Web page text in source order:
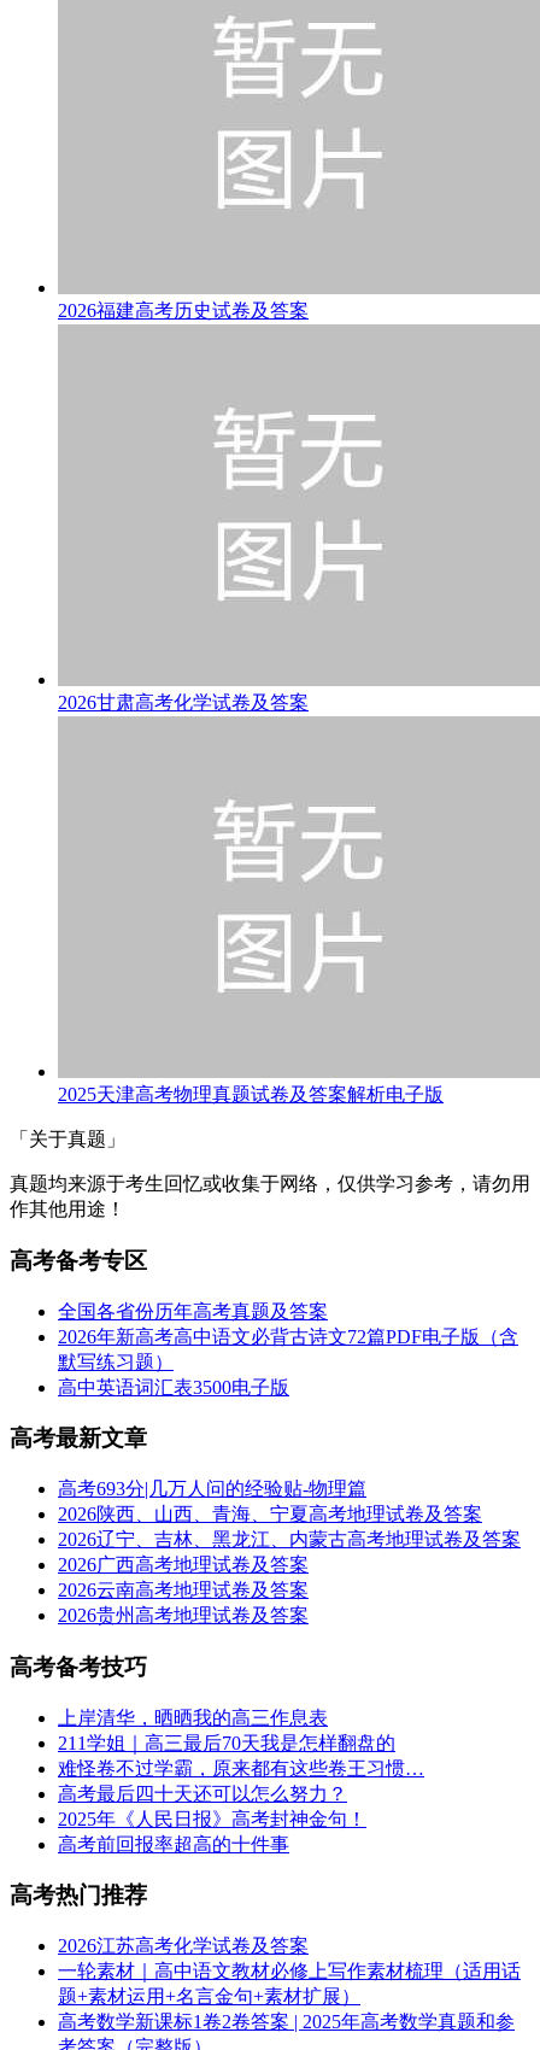
2026福建高考历史试卷及答案
2026甘肃高考化学试卷及答案
2025天津高考物理真题试卷及答案解析电子版
「关于真题」
真题均来源于考生回忆或收集于网络，仅供学习参考，请勿用
作其他用途！
高考备考专区
全国各省份历年高考真题及答案
2026年新高考高中语文必背古诗文72篇PDF电子版（含
默写练习题）
高中英语词汇表3500电子版
高考最新文章
高考693分|几万人问的经验贴-物理篇
2026陕西、山西、青海、宁夏高考地理试卷及答案
2026辽宁、吉林、黑龙江、内蒙古高考地理试卷及答案
2026广西高考地理试卷及答案
2026云南高考地理试卷及答案
2026贵州高考地理试卷及答案
高考备考技巧
上岸清华，晒晒我的高三作息表
211学姐｜高三最后70天我是怎样翻盘的
难怪卷不过学霸，原来都有这些卷王习惯…
高考最后四十天还可以怎么努力？
2025年《人民日报》高考封神金句！
高考前回报率超高的十件事
高考热门推荐
2026江苏高考化学试卷及答案
一轮素材｜高中语文教材必修上写作素材梳理（适用话
题+素材运用+名言金句+素材扩展）
高考数学新课标1卷2卷答案 | 2025年高考数学真题和参